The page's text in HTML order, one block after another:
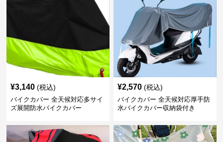
¥3,140 (税込)
バイクカバー 全天候対応多サイ
ズ展開防水バイクカバー
¥2,570 (税込)
バイクカバー 全天候対応厚手防
水バイクカバー収納袋付き